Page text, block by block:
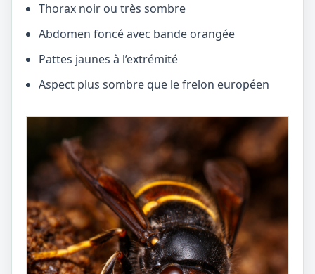
Thorax noir ou très sombre
Abdomen foncé avec bande orangée
Pattes jaunes à l’extrémité
Aspect plus sombre que le frelon européen